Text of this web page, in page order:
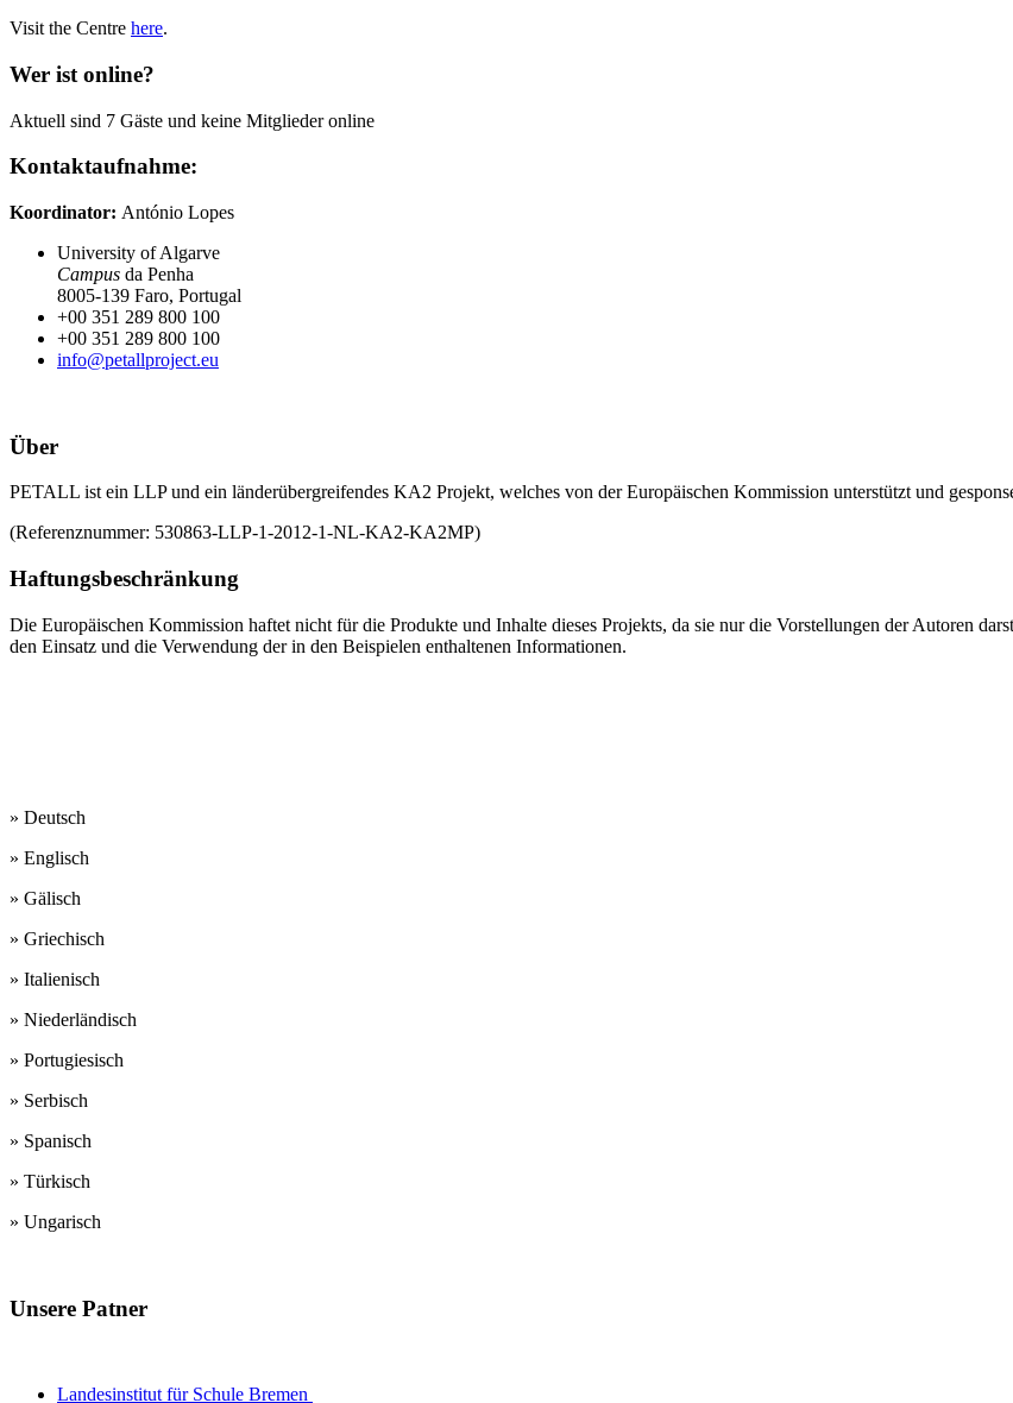
Visit the Centre here.
Wer ist online?
Aktuell sind 7 Gäste und keine Mitglieder online
Kontaktaufnahme:
Koordinator: António Lopes
University of Algarve
Campus da Penha
8005-139 Faro, Portugal
+00 351 289 800 100
+00 351 289 800 100
info@petallproject.eu
Über
PETALL ist ein LLP und ein länderübergreifendes KA2 Projekt, welches von der Europäischen Kommission unterstützt und
(Referenznummer: 530863-LLP-1-2012-1-NL-KA2-KA2MP)
Haftungsbeschränkung
Die Europäischen Kommission haftet nicht für die Produkte und Inhalte dieses Projekts, da sie nur die Vorstellungen der Autoren
den Einsatz und die Verwendung der in den Beispielen enthaltenen Informationen.
» Deutsch
» Englisch
» Gälisch
» Griechisch
» Italienisch
» Niederländisch
» Portugiesisch
» Serbisch
» Spanisch
» Türkisch
» Ungarisch
Unsere Patner
Landesinstitut für Schule Bremen